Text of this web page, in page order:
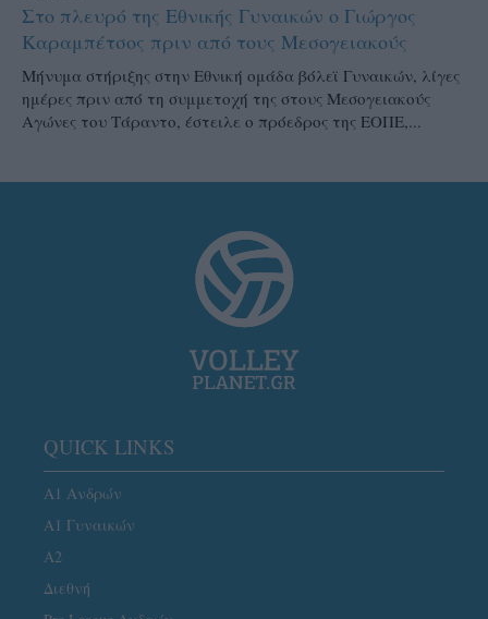
Στο πλευρό της Εθνικής Γυναικών ο Γιώργος
Καραμπέτσος πριν από τους Μεσογειακούς
Μήνυμα στήριξης στην Εθνική ομάδα βόλεϊ Γυναικών, λίγες
ημέρες πριν από τη συμμετοχή της στους Μεσογειακούς
Αγώνες του Τάραντο, έστειλε ο πρόεδρος της ΕΟΠΕ,...
QUICK LINKS
Α1 Ανδρών
Α1 Γυναικών
A2
Διεθνή